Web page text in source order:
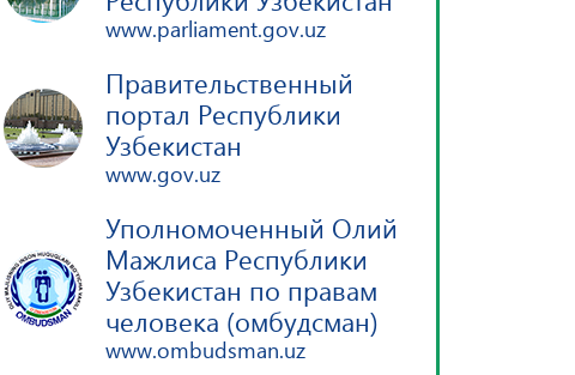
www.parliament.gov.uz
Правительственный
портал Республики
Узбекистан
www.gov.uz
Уполномоченный Олий
Мажлиса Республики
Узбекистан по правам
человека (омбудсман)
www.ombudsman.uz